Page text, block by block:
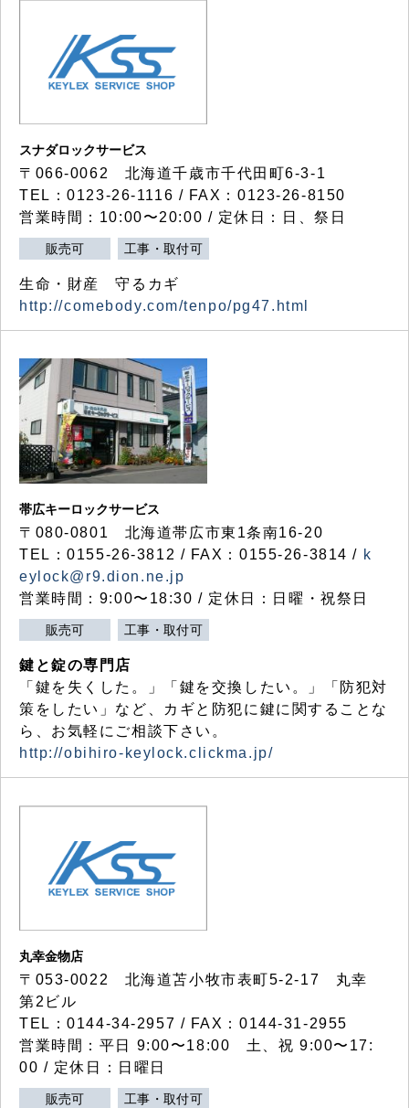
スナダロックサービス
〒066-0062 北海道千歳市千代田町6-3-1
TEL：0123-26-1116 / FAX：0123-26-8150
営業時間：10:00〜20:00 / 定休日：日、祭日
販売可 工事・取付可
生命・財産 守るカギ
http://comebody.com/tenpo/pg47.html
帯広キーロックサービス
〒080-0801 北海道帯広市東1条南16-20
TEL：0155-26-3812 / FAX：0155-26-3814 / k
eylock@r9.dion.ne.jp
営業時間：9:00〜18:30 / 定休日：日曜・祝祭日
販売可 工事・取付可
鍵と錠の専門店
「鍵を失くした。」「鍵を交換したい。」「防犯対
策をしたい」など、カギと防犯に鍵に関することな
ら、お気軽にご相談下さい。
http://obihiro-keylock.clickma.jp/
丸幸金物店
〒053-0022 北海道苫小牧市表町5-2-17 丸幸
第2ビル
TEL：0144-34-2957 / FAX：0144-31-2955
営業時間：平日 9:00〜18:00 土、祝 9:00〜17:
00 / 定休日：日曜日
販売可 工事・取付可